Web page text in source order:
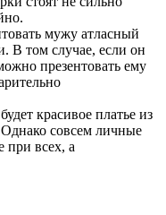
мужу атласный
В том случае, если он
презентовать ему
красивое платье из
совсем личные
при всех, а